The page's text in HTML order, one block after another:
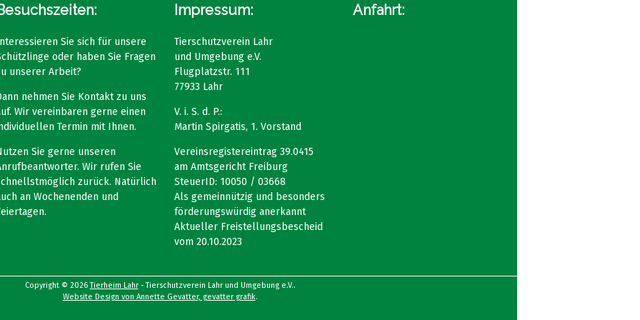
Sie sich für unsere
oder haben Sie Fragen
unserer Arbeit?
nehmen Sie Kontakt zu uns
Wir vereinbaren gerne einen
Termin mit Ihnen.
Sie gerne unseren
Wir rufen Sie
zurück. Natürlich
an Wochenenden und
Impressum:
Tierschutzverein Lahr
und Umgebung e.V.
Flugplatzstr. 111
77933 Lahr
V. i. S. d. P.:
Martin Spirgatis, 1. Vorstand
Vereinsregistereintrag 39.0415
am Amtsgericht Freiburg
SteuerID: 10050 / 03668
Als gemeinnützig und besonders
förderungswürdig anerkannt
Aktueller Freistellungsbescheid
vom 20.10.2023
Anfahrt:
Copyright © 2026Tierheim Lahr- Tierschutzverein Lahr und Umgebung e.V..
Website Design von Annette Gevatter, gevatter grafik.